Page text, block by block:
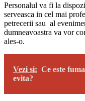
Personalul va fi la
serveasca in cel mai
petrecerii sau al
dumneavoastra va vor
ales-o.
Vezi si: Ce este
evita?